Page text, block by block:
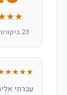
23 ביקורות Google
עברתי